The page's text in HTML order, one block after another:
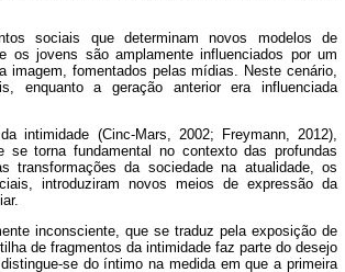
sociais que determinam novos modelos de
os jovens são amplamente influenciados por um
imagem, fomentados pelas mídias. Neste cenário,
enquanto a geração anterior era influenciada
intimidade (Cinc-Mars, 2002; Freymann, 2012),
torna fundamental no contexto das profundas
transformações da sociedade na atualidade, os
introduziram novos meios de expressão da
inconsciente, que se traduz pela exposição de
de fragmentos da intimidade faz parte do desejo
se do íntimo na medida em que a primeira